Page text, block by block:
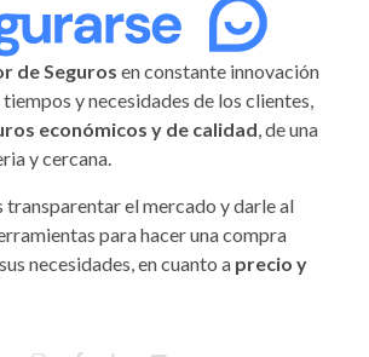
de Seguros en constante innovación
y necesidades de los clientes,
económicos y de calidad , de una
y cercana.
transparentar el mercado y darle al
para hacer una compra
necesidades, en cuanto a precio y